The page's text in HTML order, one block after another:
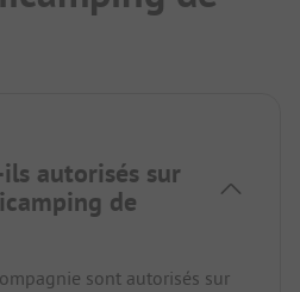
autorisés sur
de
sont autorisés sur